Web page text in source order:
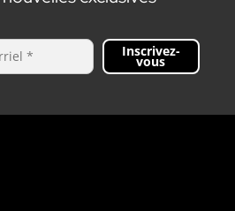
Inscrivez-
vous